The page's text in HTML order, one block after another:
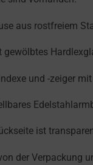
aus rostfreiem
gewölbtes
und -zeiger
ist
der Verpackung